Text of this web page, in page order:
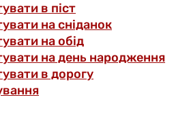
в піст
на сніданок
на обід
на день народження
в дорогу